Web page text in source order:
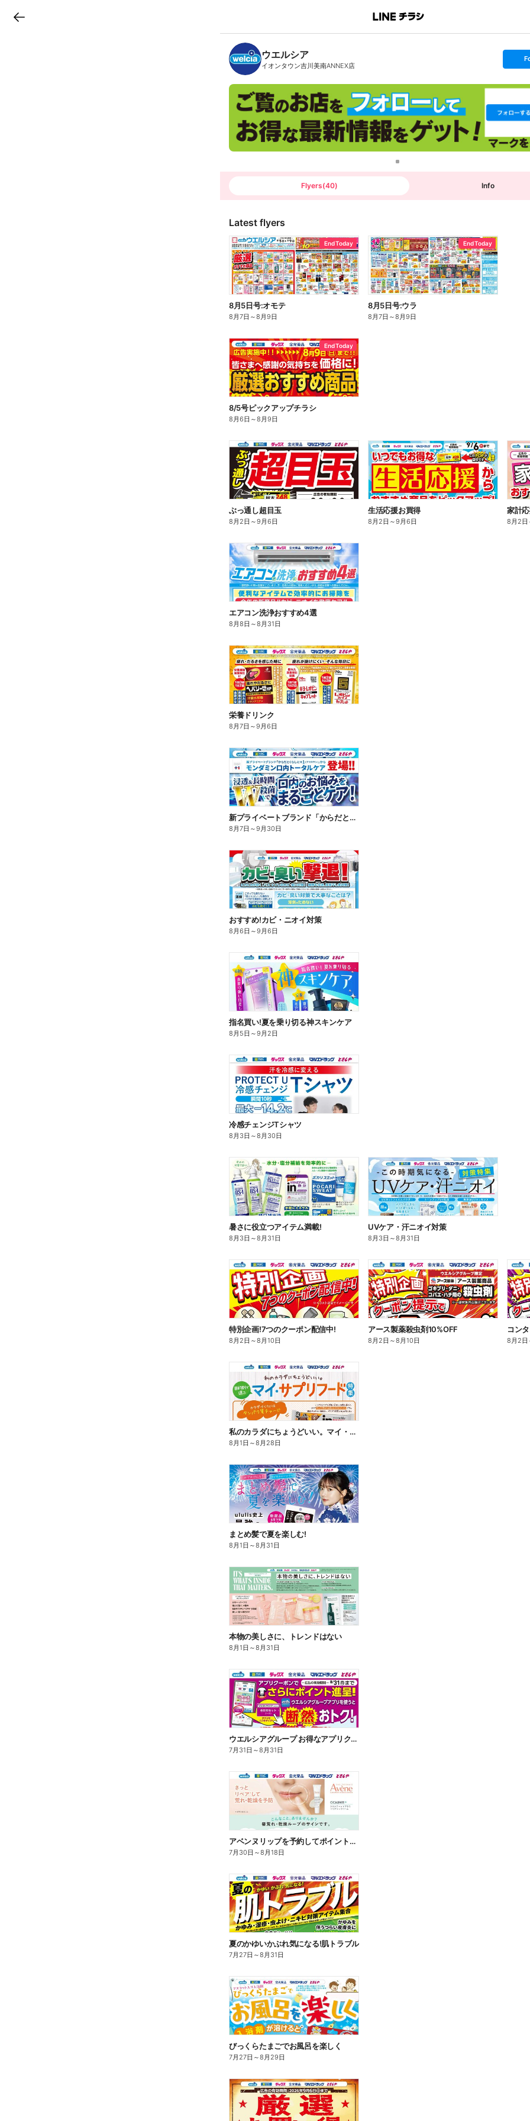
B
n
c
h
T
ウエルシア
イオンタウン吉川美南ANNEX店
s
t
o
l
o
w
Flyers(40) Info
Latest flyers
End Today
8月5日号:オモテ
8月7日 ～8月9日
End Today
8月5日号:ウラ
8月7日 ～8月9日
End Today
8/5号ピックアップチラシ
8月6日 ～8月9日
ぶっ通し超目玉
8月2日 ～9月6日
生活応援お買得
8月2日 ～9月6日
家計
8月2日
エアコン洗浄おすすめ4選
8月8日 ～8月31日
栄養ドリンク
8月7日 ～9月6日
新プライベートブランド「からだとくらしに+1(プラスワン)」よりモンダミン口内トータルケア登場!
8月7日 ～9月30日
おすすめ!カビ・ニオイ対策
8月6日 ～9月6日
指名買い!夏を乗り切る神スキンケア
8月5日 ～9月2日
冷感チェンジTシャツ
8月3日 ～8月30日
暑さに役立つアイテム満載!
8月3日 ～8月31日
UVケア・汗ニオイ対策
8月3日 ～8月31日
特別企画!7つのクーポン配信中!
8月2日 ～8月10日
アース製薬殺虫剤10%OFF
8月2日 ～8月10日
コン
8月2日
私のカラダにちょうどいい。マイ・サプリフード
8月1日 ～8月28日
まとめ髪で夏を楽しむ!
8月1日 ～8月31日
本物の美しさに、トレンドはない
8月1日 ～8月31日
ウエルシアグループ お得なアプリクーポン
7月31日 ～8月31日
アベンヌリップを予約してポイントゲット!
7月30日 ～8月18日
夏のかゆいかぶれ気になる!肌トラブル
7月27日 ～8月31日
びっくらたまごでお風呂を楽しく
7月27日 ～8月29日